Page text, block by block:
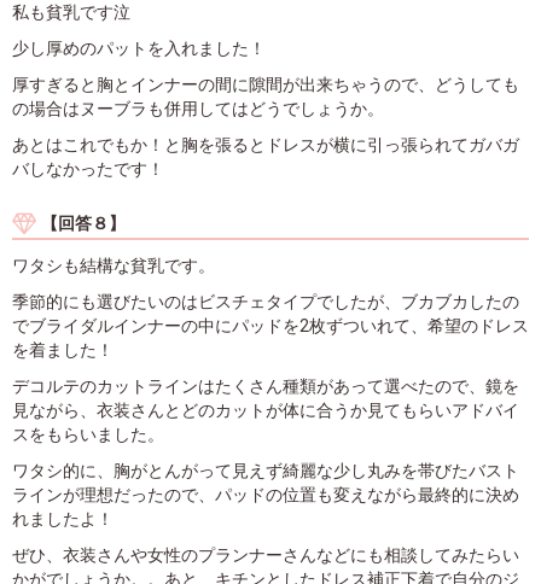
私も貧乳です泣
少し厚めのパットを入れました！
厚すぎると胸とインナーの間に隙間が出来ちゃうので、どうしても
の場合はヌーブラも併用してはどうでしょうか。
あとはこれでもか！と胸を張るとドレスが横に引っ張られてガバガ
バしなかったです！
【回答８】
ワタシも結構な貧乳です。
季節的にも選びたいのはビスチェタイプでしたが、ブカブカしたの
でブライダルインナーの中にパッドを2枚ずついれて、希望のドレス
を着ました！
デコルテのカットラインはたくさん種類があって選べたので、鏡を
見ながら、衣装さんとどのカットが体に合うか見てもらいアドバイ
スをもらいました。
ワタシ的に、胸がとんがって見えず綺麗な少し丸みを帯びたバスト
ラインが理想だったので、パッドの位置も変えながら最終的に決め
れましたよ！
ぜひ、衣装さんや女性のプランナーさんなどにも相談してみたらい
かがでしょうか。。あと、キチンとしたドレス補正下着で自分のジ